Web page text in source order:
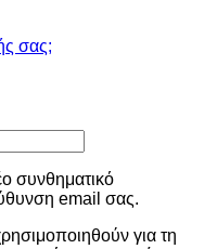
σας;
συνθηματικό
email σας.
για τη